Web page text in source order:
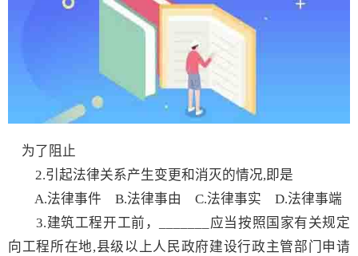
为了阻止
2.引起法律关系产生变更和消灭的情况,即是
A.法律事件 B.法律事由 C.法律事实 D.法律事端
3.建筑工程开工前，_______应当按照国家有关规定
向工程所在地,县级以上人民政府建设行政主管部门申请